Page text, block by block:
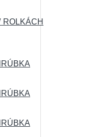
ROLKÁCH